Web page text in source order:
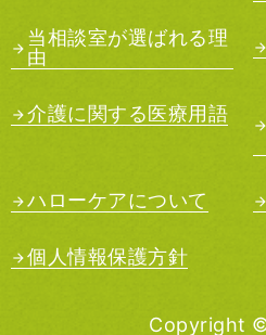
当相談室が選ばれる理
由
介護に関する医療用語
ハローケアについて
個人情報保護方針
Copyright